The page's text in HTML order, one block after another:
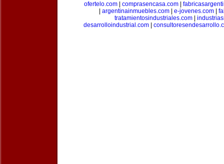
ofertelo.com| comprasencasa.com|
argentinainmuebles.com| e-jovenes.com|
tratamientosindustriales.com
desarrolloindustrial.com|